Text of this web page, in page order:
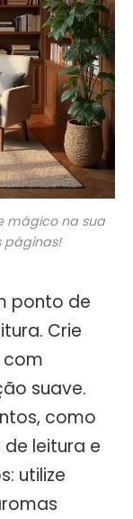
mágico na sua
páginas!
ponto de
Crie
com
suave.
como
leitura e
utilize